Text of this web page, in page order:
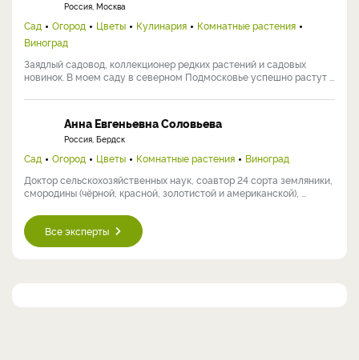
Россия, Москва
Сад Огород Цветы Кулинария
Комнатные растения
Виноград
Заядлый садовод, коллекционер редких растений и садовых
новинок. В моем саду в северном Подмосковье успешно растут ...
Анна Евгеньевна Соловьева
Россия, Бердск
Сад Огород Цветы Комнатные растения
Виноград
Доктор сельскохозяйственных наук, соавтор 24 сорта земляники,
смородины (чёрной, красной, золотистой и американской), ...
Все эксперты